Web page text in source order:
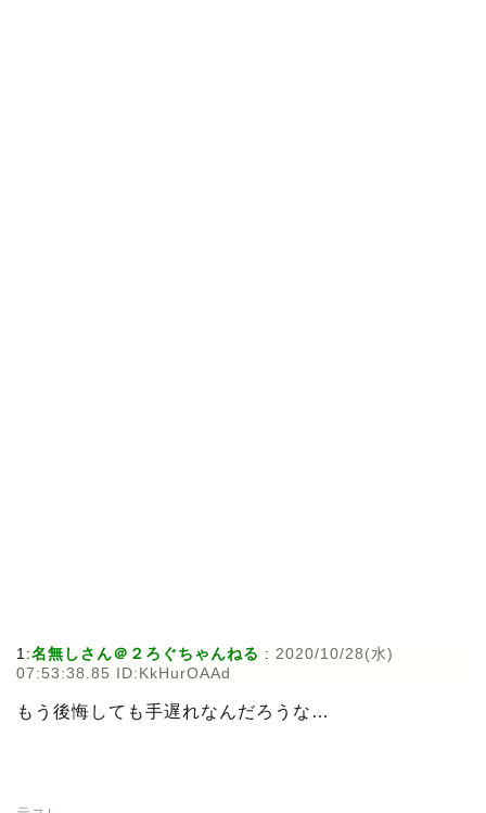
1:名無しさん＠２ろぐちゃんねる : 2020/10/28(水)
07:53:38.85 ID:KkHurOAAd
もう後悔しても手遅れなんだろうな…